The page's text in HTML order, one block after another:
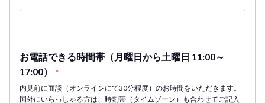
お電話できる時間帯（月曜日から土曜日 11:00～
17:00）
*
内見前に面談（オンラインにて30分程度）のお時間をいただきます。
国外にいらっしゃる方は、時刻帯（タイムゾーン）も合わせてご記入